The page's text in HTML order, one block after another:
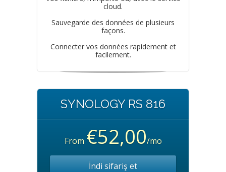
cloud.
Sauvegarde des données de plusieurs
façons.
Connecter vos données rapidement et
facilement.
SYNOLOGY RS 816
From €52,00/mo
İndi sifariş et